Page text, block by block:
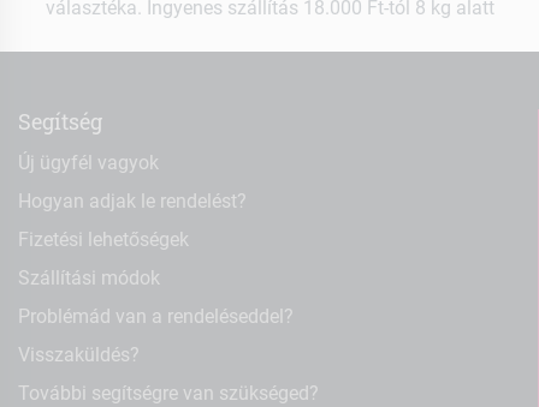
választéka. Ingyenes szállítás 18.000 Ft-tól 8 kg alatt
Segítség
Új ügyfél vagyok
Hogyan adjak le rendelést?
Fizetési lehetőségek
Szállítási módok
Problémád van a rendeléseddel?
Visszaküldés?
További segítségre van szükséged?